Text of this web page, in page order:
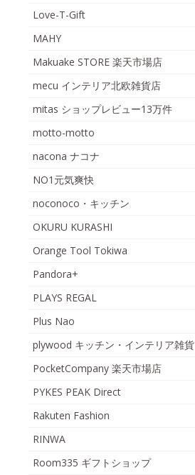
Love-T-Gift
MAHY
Makuake STORE 楽天市場店
mecu インテリア北欧雑貨店
mitas ショップレビュー13万件
motto-motto
nacona ナコナ
NO1元気爽快
noconoco・キッチン
OKURU KURASHI
Orange Tool Tokiwa
Pandora+
PLAYS REGAL
Plus Nao
plywood キッチン・インテリア雑貨
PocketCompany 楽天市場店
PYKES PEAK Direct
Rakuten Fashion
RINWA
Room335 ギフトショップ